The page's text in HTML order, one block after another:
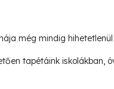
még mindig hihetetlenül
tapétáink iskolákban,